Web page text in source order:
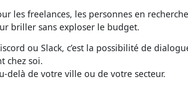
les freelances, les personnes en recherche
briller sans exploser le budget.
ou Slack, c’est la possibilité de
chez soi.
delà de votre ville ou de votre secteur.